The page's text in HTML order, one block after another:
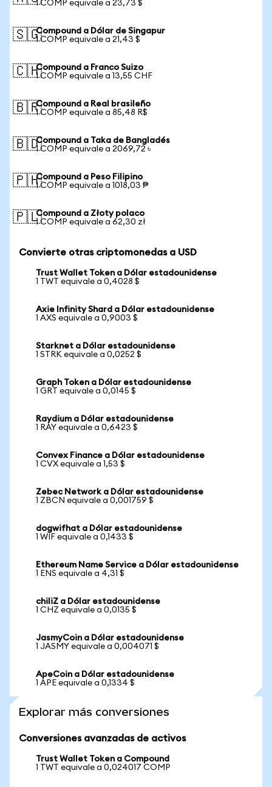
1 COMP equivale a 23,73 $
🇸🇬Compound a Dólar de Singapur
1 COMP equivale a 21,43 $
🇨🇭Compound a Franco Suizo
1 COMP equivale a 13,55 CHF
🇧🇷Compound a Real brasileño
1 COMP equivale a 85,48 R$
🇧🇩Compound a Taka de Bangladés
1 COMP equivale a 2069,72 ৳
🇵🇭Compound a Peso Filipino
1 COMP equivale a 1018,03 ₱
🇵🇱Compound a Złoty polaco
1 COMP equivale a 62,30 zł
Convierte otras criptomonedas a USD
Trust Wallet Token a Dólar estadounidense
1 TWT equivale a 0,4028 $
Axie Infinity Shard a Dólar estadounidense
1 AXS equivale a 0,9003 $
Starknet a Dólar estadounidense
1 STRK equivale a 0,0252 $
Graph Token a Dólar estadounidense
1 GRT equivale a 0,0145 $
Raydium a Dólar estadounidense
1 RAY equivale a 0,6423 $
Convex Finance a Dólar estadounidense
1 CVX equivale a 1,53 $
Zebec Network a Dólar estadounidense
1 ZBCN equivale a 0,001759 $
dogwifhat a Dólar estadounidense
1 WIF equivale a 0,1433 $
Ethereum Name Service a Dólar estadounidense
1 ENS equivale a 4,31 $
chiliZ a Dólar estadounidense
1 CHZ equivale a 0,0135 $
JasmyCoin a Dólar estadounidense
1 JASMY equivale a 0,004071 $
ApeCoin a Dólar estadounidense
1 APE equivale a 0,1334 $
Explorar más conversiones
Conversiones avanzadas de activos
Trust Wallet Token a Compound
1 TWT equivale a 0,024017 COMP